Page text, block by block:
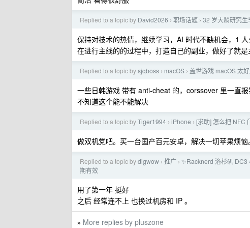
Replied to a topic by David2026 › 职场话题 › 32 岁大龄研究生
保持对技术的热情，继续学习，AI 时代不缺机会，1
在进行主线的的过程中，打造自己的副业，做好了就是
Replied to a topic bysjqboss › macOS › 盖世游戏 macOS 太
一些日韩游戏 带有 anti-cheat 的，corssover 里一直
不知道这个能不能解决
Replied to a topic byTiger1994 › iPhone › [求助] 怎么把 NFC
做双机党吧。买一台国产百元安卓，解决一切苹果烦恼。
Replied to a topic bydigwow › 推广 › ✨Racknerd 洛杉矶
期有效
用了第一年 挺好
之后 经常连不上 也换过机房和 IP 。
» More replies by pluszone